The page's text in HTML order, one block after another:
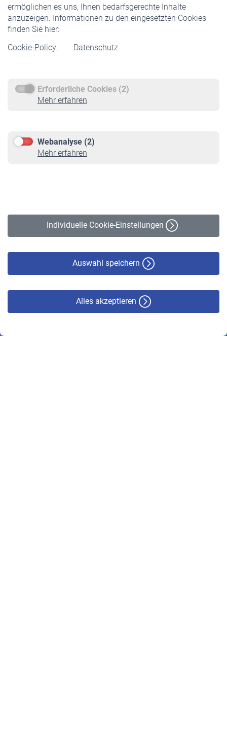
ermöglichen es uns, Ihnen bedarfsgerechte Inhalte
anzuzeigen. Informationen zu den eingesetzten Cookies
finden Sie hier:
Cookie-Policy
Datenschutz
Erforderliche Cookies (2)
Mehr erfahren
Webanalyse (2)
Mehr erfahren
Individuelle Cookie-Einstellungen
Auswahl speichern
Alles akzeptieren
Rentner
Rentenbeginn
Rente beantragen
Service
Informationen
Online-Rechner
VBLnewsletter
Erklärung zur Barrierefreiheit
© VBL 2026